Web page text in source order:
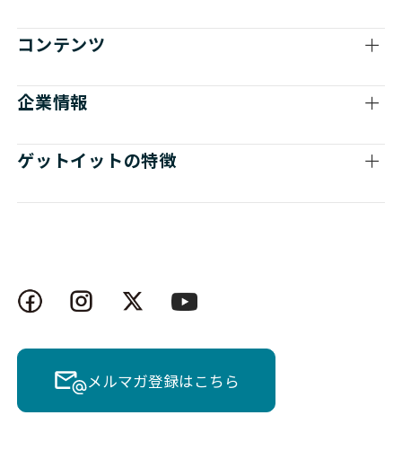
コンテンツ
企業情報
ゲットイットの特徴
メルマガ登録はこちら